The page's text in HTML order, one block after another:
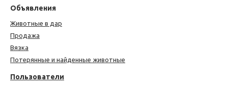
Объявления
Животные в дар
Продажа
Вязка
Потерянные и найденные животные
Пользователи